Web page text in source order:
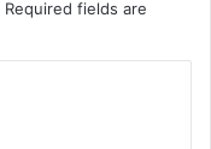
Required fields are